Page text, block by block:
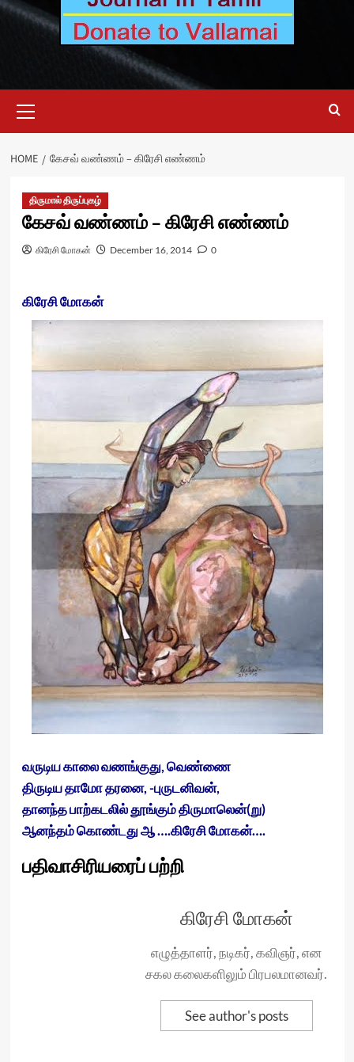
Menu
HOME கேசவ் வண்ணம் – கிரேசி எண்ணம்
திருமால் திருப்புகழ்
கேசவ் வண்ணம் – கிரேசி எண்ணம்
கிரேசி மோகன் December 16, 2014 0
கிரேசி மோகன்
வருடிய காலை வணங்குது, வெண்ணை
திருடிய தாமோ தரனை, -புருடனிவன்,
தானந்த பாற்கடலில் தூங்கும் திருமாலென்(று)
ஆனந்தம் கொண்டது ஆ ….கிரேசி மோகன்….
பதிவாசிரியரைப் பற்றி
கிரேசி மோகன்
எழுத்தாளர், நடிகர், கவிஞர், என
சகல கலைகளிலும் பிரபலமானவர்.
See author's posts